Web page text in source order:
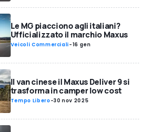
Le MG piacciono agli italiani?
Ufficializzato il marchio Maxus
Veicoli Commerciali-16 gen
Il van cinese il Maxus Deliver 9 si
trasforma in camper low cost
Tempo Libero -30 nov 2025